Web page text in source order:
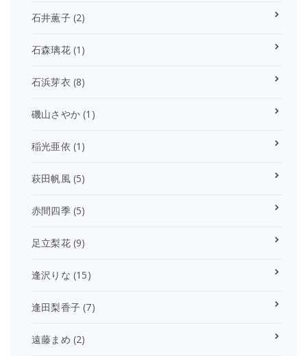
石井薫子(2)
石森璃花(1)
石浜芽衣 (8)
磯山さやか (1)
稲光亜依 (1)
萩田帆風(5)
赤間四季(5)
足立梨花(9)
逢沢りな (15)
逢田梨香子 (7)
遠藤まめ (2)